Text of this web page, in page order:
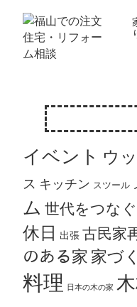
イベント ウ
ス キッチン スツール
ム 世代をつな
休日 出張 古民家
のある家 家づ
料理 日本の木の家